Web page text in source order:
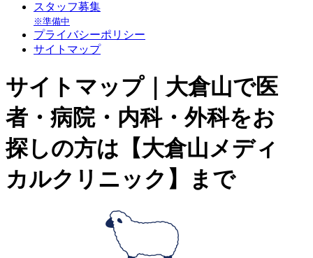
スタッフ募集
※準備中
プライバシーポリシー
サイトマップ
サイトマップ｜大倉山で医
者・病院・内科・外科をお
探しの方は【大倉山メディ
カルクリニック】まで